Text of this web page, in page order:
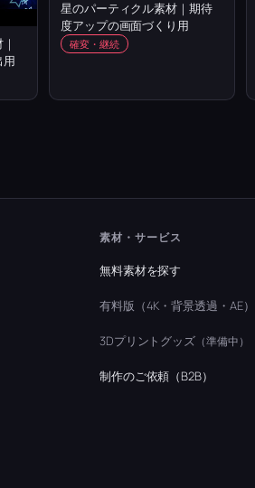
用
星のパーティクル素材｜期待
度アップの画面づくり用
確変・継続
素材・サービス
無料素材を探す
有料版（4K・背景透過・AE）
3Dプリントグッズ （準備中）
制作のご依頼（B2B）